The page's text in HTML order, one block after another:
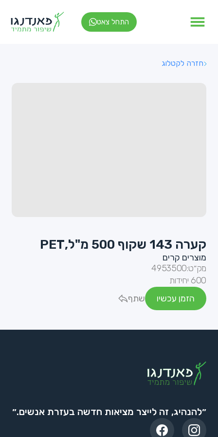
התחל צאט
חזרה לקטלוג
קערה 143 שקוף 500 מ"ל,PET
מוצרים קרים
מק״ט:4953500
600 יחידות
הזמן עכשיו
שתף
״להנהיג, זה לייצר מציאות חדשה בעזרת אנשים.״